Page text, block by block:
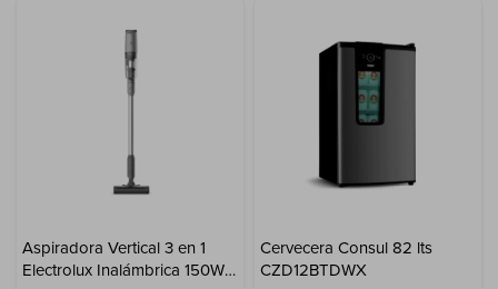
Aspiradora Vertical 3 en 1
Electrolux Inalámbrica 150W
Cervecera Consul 82 lts
CZD12BTDWX